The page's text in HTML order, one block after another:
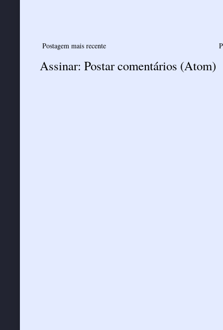
Postagem mais recente
Assinar: Postar comentários (Atom)